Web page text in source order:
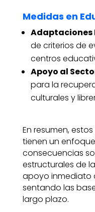
Medidas en
Adaptaciones
de criterios de
centros
Apoyo al
para la
culturales y
En resumen,
tienen un
consecuencias
estructurales de
apoyo inmediato
sentando las
largo plazo.